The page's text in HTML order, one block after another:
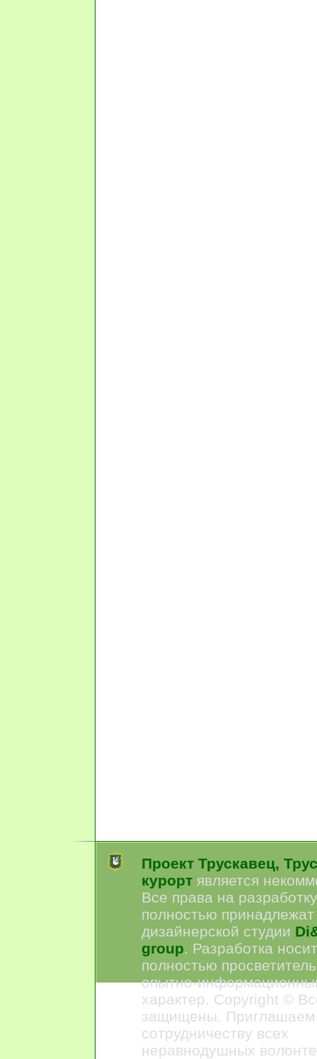
Проект Трускавец,
курорт является
Все права на разработку
полностью принадлежат
дизайнерской студии
group . Разработка носит
полностью
опытно-
характер. Copyright ©
защищены. Приглашаем
сотрудничеству всех
неравнодушных